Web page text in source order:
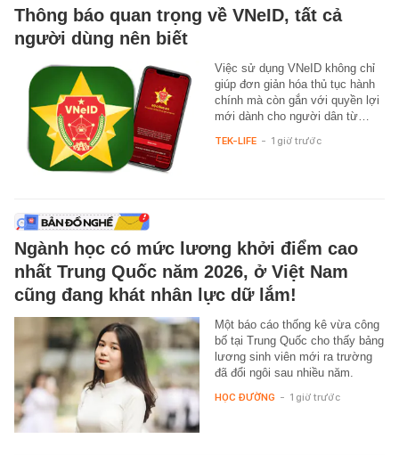
Thông báo quan trọng về VNeID, tất cả
người dùng nên biết
Việc sử dụng VNeID không chỉ
giúp đơn giản hóa thủ tục hành
chính mà còn gắn với quyền lợi
mới dành cho người dân từ…
TEK-LIFE - 1 giờ trước
Ngành học có mức lương khởi điểm cao
nhất Trung Quốc năm 2026, ở Việt Nam
cũng đang khát nhân lực dữ lắm!
Một báo cáo thống kê vừa công
bố tại Trung Quốc cho thấy bảng
lương sinh viên mới ra trường
đã đổi ngôi sau nhiều năm.
HỌC ĐƯỜNG - 1 giờ trước